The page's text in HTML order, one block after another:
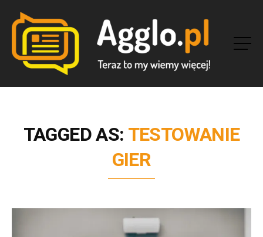
TAGGED AS:TESTOWANIE
GIER